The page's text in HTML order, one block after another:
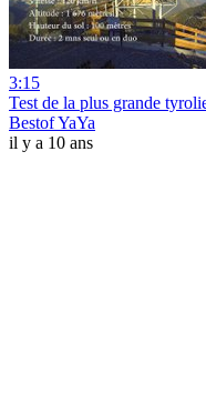
3:15
Test de la plus grande
Bestof YaYa
il y a 10 ans